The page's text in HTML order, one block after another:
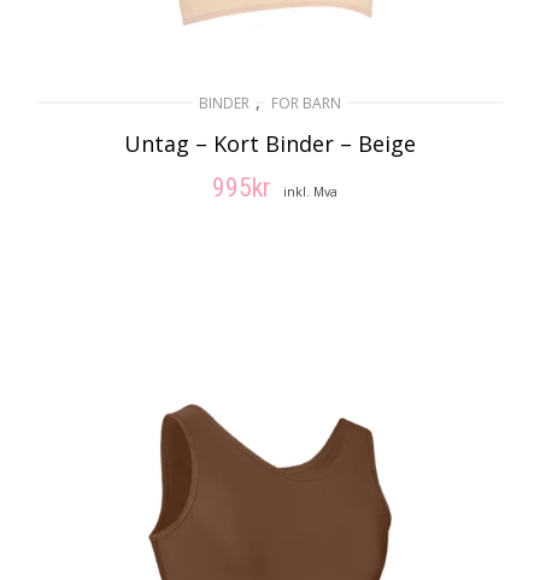
BINDER , FOR BARN
Untag – Kort Binder – Beige
995kr inkl. Mva